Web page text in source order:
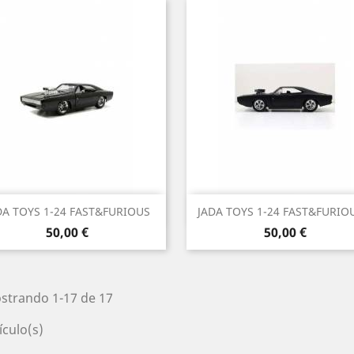
TOYS 1-24 FAST&FURIOUS
Precio
50,00 €
Vista rápida JADA TOYS 1-24
Precio
50,00 €
 Vista rápida
1-17 de 17